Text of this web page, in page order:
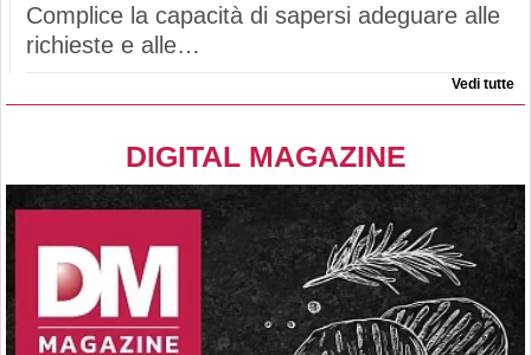
Complice la capacità di sapersi adeguare alle
richieste e alle…
Vedi tutte
DIGITAL MAGAZINE